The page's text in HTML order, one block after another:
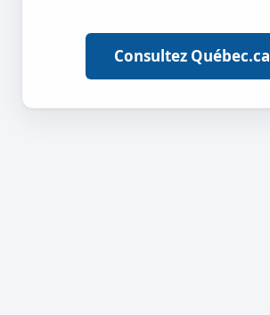
Consultez Québec.ca